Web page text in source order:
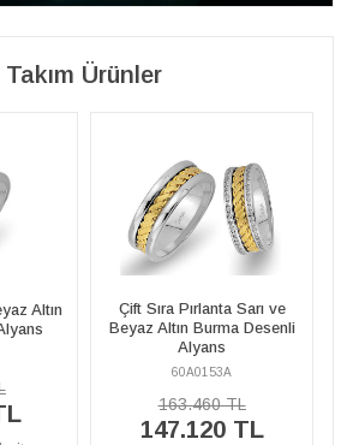
Takım Ürünler
ve
Desenli
Pırlanta Sarı ve Beyaz Altın
Burma Desenli Alyans
60A0153E
55.450 TL